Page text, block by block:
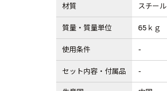
材質 スチール
質量・質量単位 65ｋｇ
使用条件 -
セット内容・付属品 -